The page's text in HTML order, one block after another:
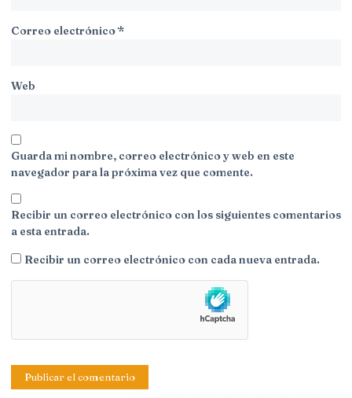
Correo electrónico*
Web
Guarda mi nombre, correo electrónico y web en este
navegador para la próxima vez que comente.
Recibir un correo electrónico con los siguientes comentarios
a esta entrada.
Recibir un correo electrónico con cada nueva entrada.